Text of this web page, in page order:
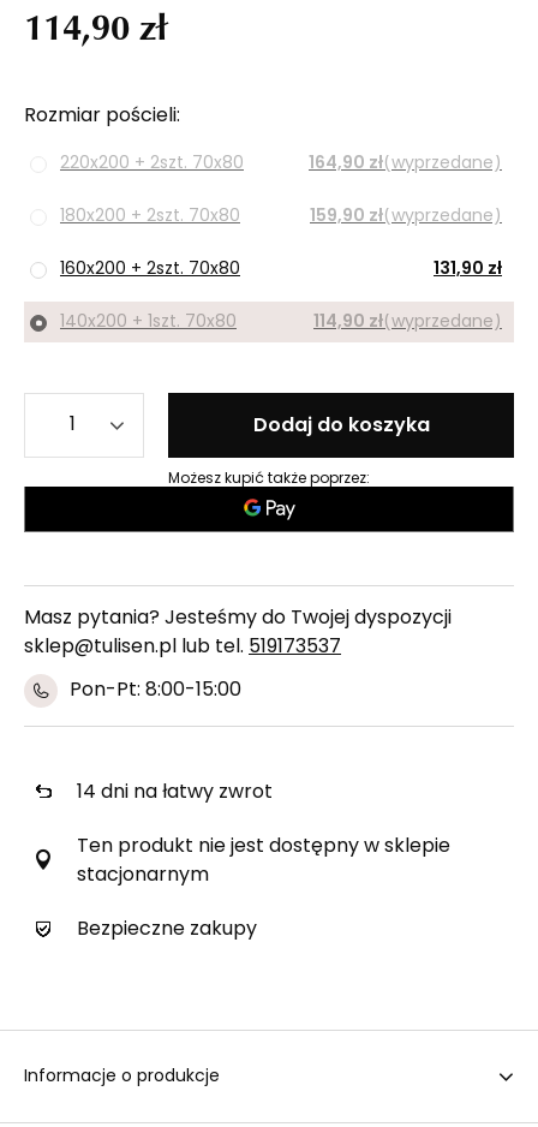
Rozmiar pościeli
220x200 + 2szt. 70x80 164,90 zł(wyprzedane)
180x200 + 2szt. 70x80 159,90 zł(wyprzedane)
160x200 + 2szt. 70x80 131,90 zł
140x200 + 1szt. 70x80 114,90 zł(wyprzedane)
114,90 zł
Dodaj do koszyka
Możesz kupić także poprzez:
Masz pytania? Jesteśmy do Twojej dyspozycji
sklep@tulisen.pl lub tel. 519173537
Pon-Pt: 8:00-15:00
14 dni na łatwy zwrot
Ten produkt nie jest dostępny w sklepie
stacjonarnym
Bezpieczne zakupy
Informacje o produkcje